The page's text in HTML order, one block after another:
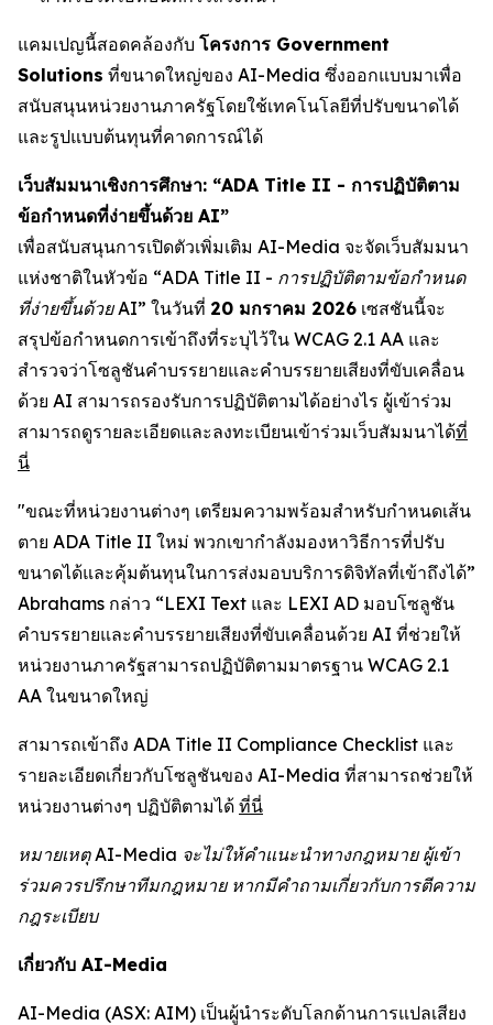
แคมเปญนี้สอดคล้องกับ โครงการ Government
Solutions ที่ขนาดใหญ่ของ AI-Media ซึ่งออกแบบมาเพื่อ
สนับสนุนหน่วยงานภาครัฐโดยใช้เทคโนโลยีที่ปรับขนาดได้
และรูปแบบต้นทุนที่คาดการณ์ได้
เว็บสัมมนาเชิงการศึกษา: “ADA Title II - การปฏิบัติตาม
ข้อกำหนดที่ง่ายขึ้นด้วย AI”
เพื่อสนับสนุนการเปิดตัวเพิ่มเติม AI-Media จะจัดเว็บสัมมนา
แห่งชาติในหัวข้อ “ADA Title II - การปฏิบัติตามข้อกำหนด
ที่ง่ายขึ้นด้วย AI” ในวันที่ 20 มกราคม 2026 เซสชันนี้จะ
สรุปข้อกำหนดการเข้าถึงที่ระบุไว้ใน WCAG 2.1 AA และ
สำรวจว่าโซลูชันคำบรรยายและคำบรรยายเสียงที่ขับเคลื่อน
ด้วย AI สามารถรองรับการปฏิบัติตามได้อย่างไร ผู้เข้าร่วม
สามารถดูรายละเอียดและลงทะเบียนเข้าร่วมเว็บสัมมนาได้ที่
นี่
"ขณะที่หน่วยงานต่างๆ เตรียมความพร้อมสำหรับกำหนดเส้น
ตาย ADA Title II ใหม่ พวกเขากำลังมองหาวิธีการที่ปรับ
ขนาดได้และคุ้มต้นทุนในการส่งมอบบริการดิจิทัลที่เข้าถึงได้”
Abrahams กล่าว “LEXI Text และ LEXI AD มอบโซลูชัน
คำบรรยายและคำบรรยายเสียงที่ขับเคลื่อนด้วย AI ที่ช่วยให้
หน่วยงานภาครัฐสามารถปฏิบัติตามมาตรฐาน WCAG 2.1
AA ในขนาดใหญ่
สามารถเข้าถึง ADA Title II Compliance Checklist และ
รายละเอียดเกี่ยวกับโซลูชันของ AI-Media ที่สามารถช่วยให้
หน่วยงานต่างๆ ปฏิบัติตามได้ ที่นี่
หมายเหตุ AI-Media จะไม่ให้คำแนะนำทางกฎหมาย ผู้เข้า
ร่วมควรปรึกษาทีมกฎหมาย หากมีคำถามเกี่ยวกับการตีความ
กฎระเบียบ
เกี่ยวกับ AI-Media
AI-Media (ASX: AIM) เป็นผู้นำระดับโลกด้านการแปลเสียง